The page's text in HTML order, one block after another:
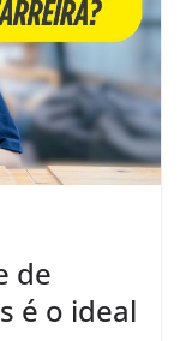
de
é o ideal